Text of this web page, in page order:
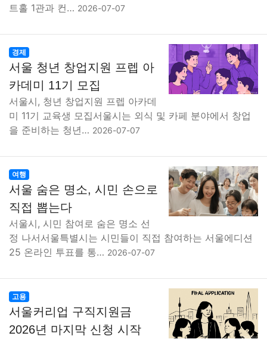
트홀 1관과 컨… 2026-07-07
경제
서울 청년 창업지원 프렙 아
카데미 11기 모집
서울시, 청년 창업지원 프렙 아카데
미 11기 교육생 모집서울시는 외식 및 카페 분야에서 창업
을 준비하는 청년… 2026-07-07
여행
서울 숨은 명소, 시민 손으로
직접 뽑는다
서울시, 시민 참여로 숨은 명소 선
정 나서서울특별시는 시민들이 직접 참여하는 서울에디션
25 온라인 투표를 통… 2026-07-07
고용
서울커리업 구직지원금
2026년 마지막 신청 시작